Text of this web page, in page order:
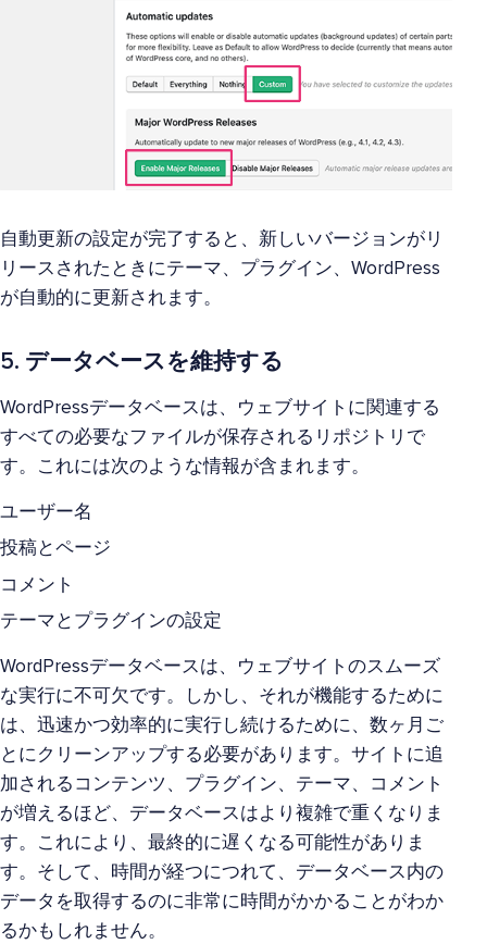
自動更新の設定が完了すると、新しいバージョンがリ
リースされたときにテーマ、プラグイン、WordPress
が自動的に更新されます。
5. データベースを維持する
WordPressデータベースは、ウェブサイトに関連する
すべての必要なファイルが保存されるリポジトリで
す。これには次のような情報が含まれます。
ユーザー名
投稿とページ
コメント
テーマとプラグインの設定
WordPressデータベースは、ウェブサイトのスムーズ
な実行に不可欠です。しかし、それが機能するために
は、迅速かつ効率的に実行し続けるために、数ヶ月ご
とにクリーンアップする必要があります。サイトに追
加されるコンテンツ、プラグイン、テーマ、コメント
が増えるほど、データベースはより複雑で重くなりま
す。これにより、最終的に遅くなる可能性がありま
す。そして、時間が経つにつれて、データベース内の
データを取得するのに非常に時間がかかることがわか
るかもしれません。